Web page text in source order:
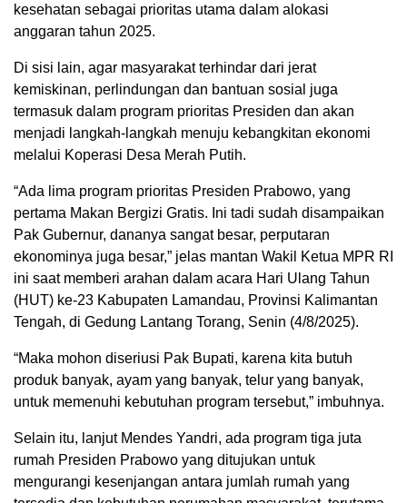
kesehatan sebagai prioritas utama dalam alokasi
anggaran tahun 2025.
Di sisi lain, agar masyarakat terhindar dari jerat
kemiskinan, perlindungan dan bantuan sosial juga
termasuk dalam program prioritas Presiden dan akan
menjadi langkah-langkah menuju kebangkitan ekonomi
melalui Koperasi Desa Merah Putih.
“Ada lima program prioritas Presiden Prabowo, yang
pertama Makan Bergizi Gratis. Ini tadi sudah disampaikan
Pak Gubernur, dananya sangat besar, perputaran
ekonominya juga besar,” jelas mantan Wakil Ketua MPR RI
ini saat memberi arahan dalam acara Hari Ulang Tahun
(HUT) ke-23 Kabupaten Lamandau, Provinsi Kalimantan
Tengah, di Gedung Lantang Torang, Senin (4/8/2025).
“Maka mohon diseriusi Pak Bupati, karena kita butuh
produk banyak, ayam yang banyak, telur yang banyak,
untuk memenuhi kebutuhan program tersebut,” imbuhnya.
Selain itu, lanjut Mendes Yandri, ada program tiga juta
rumah Presiden Prabowo yang ditujukan untuk
mengurangi kesenjangan antara jumlah rumah yang